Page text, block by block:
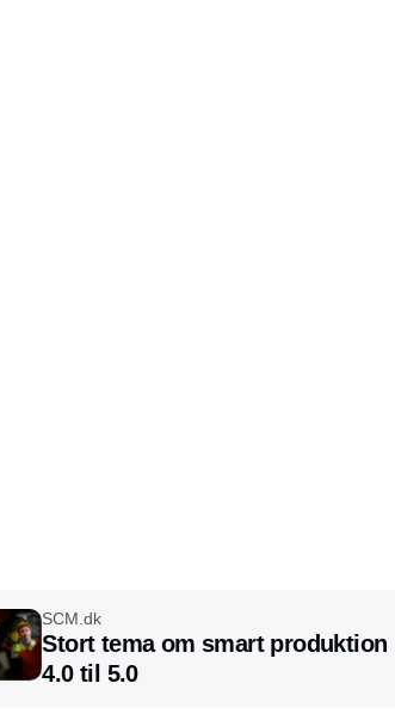
SCM.dk
Stort tema om smart
4.0 til 5.0